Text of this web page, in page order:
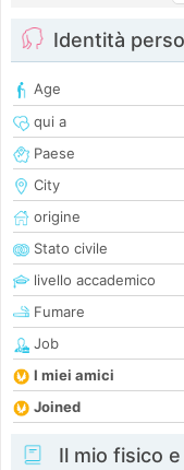
Identità
Age
qui a
Paese
City
origine
Stato civile
livello accademico
Fumare
Job
I miei amici
Joined
Il mio fisico